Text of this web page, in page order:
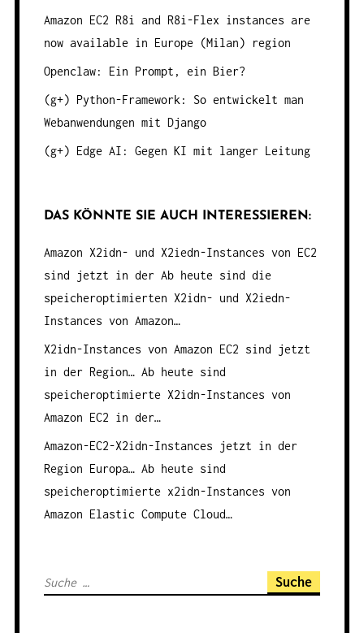
Amazon EC2 R8i and R8i-Flex instances are
now available in Europe (Milan) region
Openclaw: Ein Prompt, ein Bier?
(g+) Python-Framework: So entwickelt man
Webanwendungen mit Django
(g+) Edge AI: Gegen KI mit langer Leitung
DAS KÖNNTE SIE AUCH INTERESSIEREN:
Amazon X2idn- und X2iedn-Instances von EC2
sind jetzt in der Ab heute sind die
speicheroptimierten X2idn- und X2iedn-
Instances von Amazon…
X2idn-Instances von Amazon EC2 sind jetzt
in der Region…Ab heute sind
speicheroptimierte X2idn-Instances von
Amazon EC2 in der…
Amazon-EC2-X2idn-Instances jetzt in der
Region Europa…Ab heute sind
speicheroptimierte x2idn-Instances von
Amazon Elastic Compute Cloud…
S